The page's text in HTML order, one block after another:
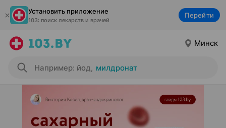
Установить приложение
103: поиск лекарств и врачей
Перейти
Минск
Например: йод, милдронат